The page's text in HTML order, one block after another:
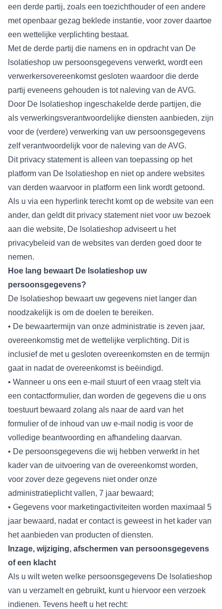
een derde partij, zoals een toezichthouder of een andere
met openbaar gezag beklede instantie, voor zover daartoe
een wettelijke verplichting bestaat.
Met de derde partij die namens en in opdracht van De
lsolatieshop uw persoonsgegevens verwerkt, wordt een
verwerkersovereenkomst gesloten waardoor die derde
partij eveneens gehouden is tot naleving van de AVG.
Door De lsolatieshop ingeschakelde derde partijen, die
als verwerkingsverantwoordelijke diensten aanbieden, zijn
voor de (verdere) verwerking van uw persoonsgegevens
zelf verantwoordelijk voor de naleving van de AVG.
Dit privacy statement is alleen van toepassing op het
platform van De lsolatieshop en niet op andere websites
van derden waarvoor in platform een link wordt getoond.
Als u via een hyperlink terecht komt op de website van een
ander, dan geldt dit privacy statement niet voor uw bezoek
aan die website, De lsolatieshop adviseert u het
privacybeleid van de websites van derden goed door te
nemen.
Hoe lang bewaart De lsolatieshop uw
persoonsgegevens?
De lsolatieshop bewaart uw gegevens niet langer dan
noodzakelijk is om de doelen te bereiken.
• De bewaartermijn van onze administratie is zeven jaar,
overeenkomstig met de wettelijke verplichting. Dit is
inclusief de met u gesloten overeenkomsten en de termijn
gaat in nadat de overeenkomst is beëindigd.
• Wanneer u ons een e-mail stuurt of een vraag stelt via
een contactformulier, dan worden de gegevens die u ons
toestuurt bewaard zolang als naar de aard van het
formulier of de inhoud van uw e-mail nodig is voor de
volledige beantwoording en afhandeling daarvan.
• De persoonsgegevens die wij hebben verwerkt in het
kader van de uitvoering van de overeenkomst worden,
voor zover deze gegevens niet onder onze
administratieplicht vallen, 7 jaar bewaard;
• Gegevens voor marketingactiviteiten worden maximaal 5
jaar bewaard, nadat er contact is geweest in het kader van
het aanbieden van producten of diensten.
lnzage, wijziging, afschermen van persoonsgegevens
of een klacht
Als u wilt weten welke persoonsgegevens De lsolatieshop
van u verzamelt en gebruikt, kunt u hiervoor een verzoek
indienen. Tevens heeft u het recht: